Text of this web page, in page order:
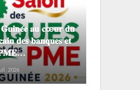
𝐚𝐮 𝐜œ𝐮𝐫 𝐝𝐮
𝐝𝐞𝐬 𝐛𝐚𝐧𝐪𝐮𝐞𝐬 𝐞𝐭
𝐏𝐌𝐄…
, 2026